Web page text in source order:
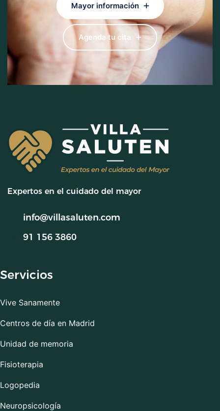
Mayor información
Agenda tu cita
Expertos en el cuidado del mayor
info@villasaluten.com
91 156 3860
Servicios
Vive Sanamente
Centros de día en Madrid
Unidad de memoria
Fisioterapia
Logopedia
Neuropsicología